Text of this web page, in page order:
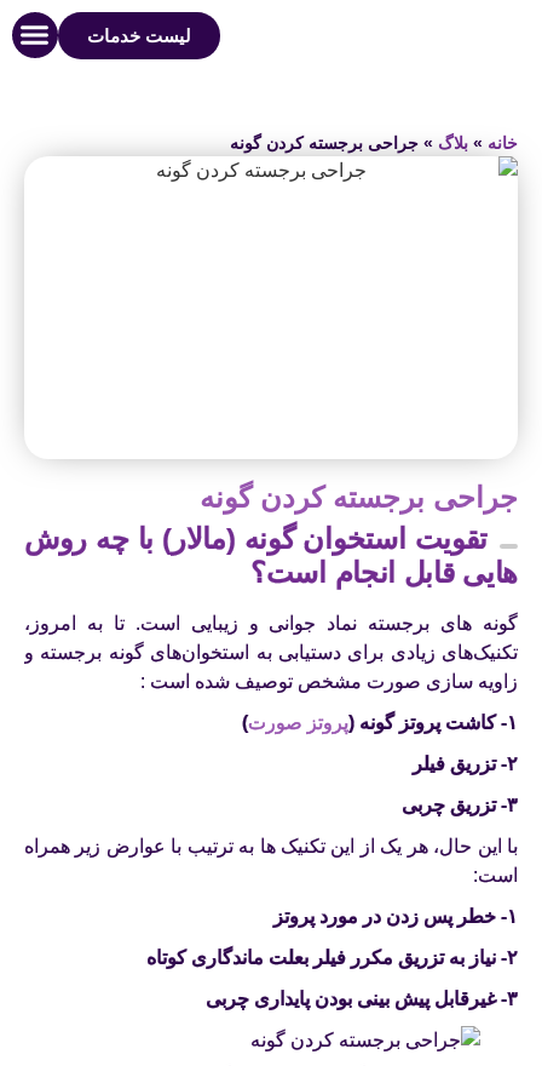
لیست خدمات
خانه » بلاگ » جراحی برجسته کردن گونه
جراحی برجسته کردن گونه
تقویت استخوان گونه (مالار) با چه روش
هایی قابل انجام است؟
گونه های برجسته نماد جوانی و زیبایی است. تا به امروز،
تکنیک‌های زیادی برای دستیابی به استخوان‌های گونه برجسته و
زاویه سازی صورت مشخص توصیف شده است :
۱- کاشت پروتز گونه (
پروتز صورت)
۲- تزریق فیلر
۳- تزریق چربی
با این حال، هر یک از این تکنیک ها به ترتیب با عوارض زیر همراه
است:
۱- خطر پس زدن در مورد پروتز
۲- نیاز به تزریق مکرر فیلر بعلت ماندگاری کوتاه
۳- غیرقابل پیش بینی بودن پایداری چربی